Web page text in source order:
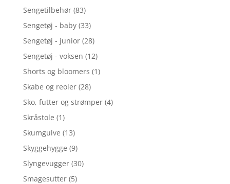
Sengetilbehør (83)
Sengetøj - baby (33)
Sengetøj - junior (28)
Sengetøj - voksen (12)
Shorts og bloomers (1)
Skabe og reoler (28)
Sko, futter og strømper (4)
Skråstole (1)
Skumgulve (13)
Skyggehygge (9)
Slyngevugger (30)
Smagesutter (5)